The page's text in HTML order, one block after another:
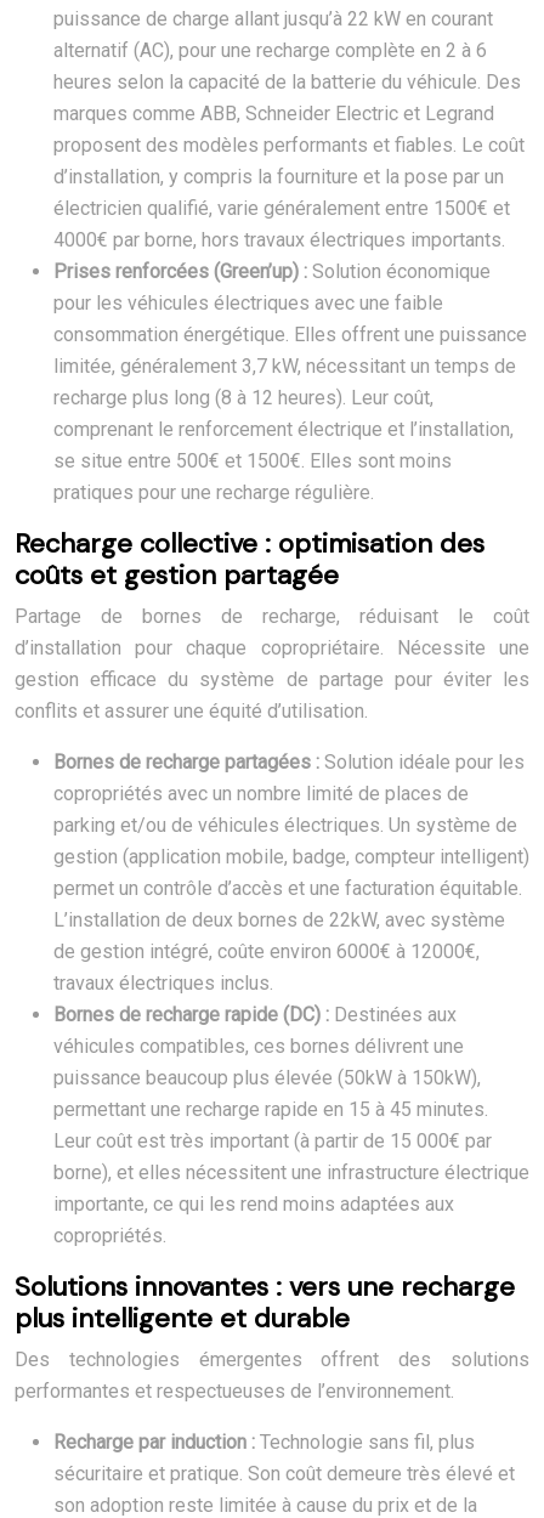
puissance de charge allant jusqu’à 22 kW en courant
alternatif (AC), pour une recharge complète en 2 à 6
heures selon la capacité de la batterie du véhicule. Des
marques comme ABB, Schneider Electric et Legrand
proposent des modèles performants et fiables. Le coût
d’installation, y compris la fourniture et la pose par un
électricien qualifié, varie généralement entre 1500€ et
4000€ par borne, hors travaux électriques importants.
Prises renforcées (Green’up) : Solution économique
pour les véhicules électriques avec une faible
consommation énergétique. Elles offrent une puissance
limitée, généralement 3,7 kW, nécessitant un temps de
recharge plus long (8 à 12 heures). Leur coût,
comprenant le renforcement électrique et l’installation,
se situe entre 500€ et 1500€. Elles sont moins
pratiques pour une recharge régulière.
Recharge collective : optimisation des
coûts et gestion partagée
Partage de bornes de recharge, réduisant le coût
d’installation pour chaque copropriétaire. Nécessite une
gestion efficace du système de partage pour éviter les
conflits et assurer une équité d’utilisation.
Bornes de recharge partagées : Solution idéale pour les
copropriétés avec un nombre limité de places de
parking et/ou de véhicules électriques. Un système de
gestion (application mobile, badge, compteur intelligent)
permet un contrôle d’accès et une facturation équitable.
L’installation de deux bornes de 22kW, avec système
de gestion intégré, coûte environ 6000€ à 12000€,
travaux électriques inclus.
Bornes de recharge rapide (DC) : Destinées aux
véhicules compatibles, ces bornes délivrent une
puissance beaucoup plus élevée (50kW à 150kW),
permettant une recharge rapide en 15 à 45 minutes.
Leur coût est très important (à partir de 15 000€ par
borne), et elles nécessitent une infrastructure électrique
importante, ce qui les rend moins adaptées aux
copropriétés.
Solutions innovantes : vers une recharge
plus intelligente et durable
Des technologies émergentes offrent des solutions
performantes et respectueuses de l’environnement.
Recharge par induction : Technologie sans fil, plus
sécuritaire et pratique. Son coût demeure très élevé et
son adoption reste limitée à cause du prix et de la